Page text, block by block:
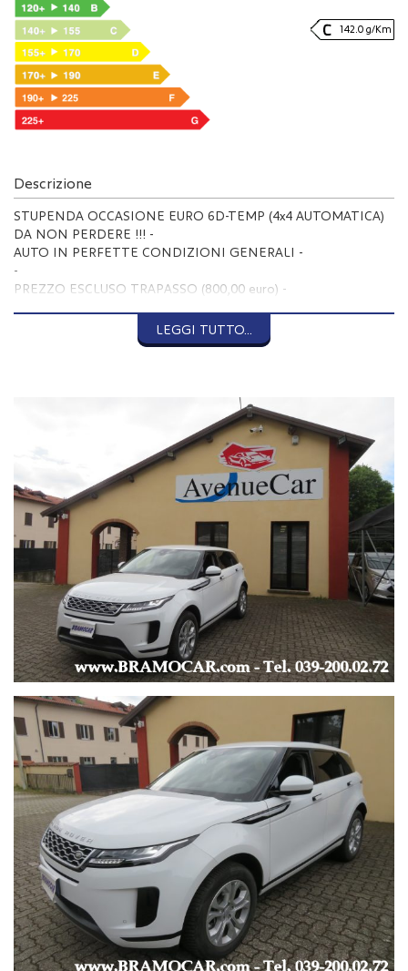
142.0 g/Km
Descrizione
STUPENDA OCCASIONE EURO 6D-TEMP (4x4 AUTOMATICA)
DA NON PERDERE !!! -
AUTO IN PERFETTE CONDIZIONI GENERALI -
-
PREZZO ESCLUSO TRAPASSO (800,00 euro) -
CHIUSURA CENTRALIZZATA -
CONTROLLO AUTOMATICO TRAZIONE/ESP -
LUCI DIURNE / DIURNE A LED -
FARI LED -
IMMOBILIZZATORE ELETTRONICO -
ISOFIX -
SISTEMA DI CONTROLLO PRESSIONE PNEUMATICI -
ASSIST ALLA FRENATA DI EMERGENZA -
CONTROLLO ELETTRONICO DELLA CORSIA -
MODALITA' DI GUIDA: ECO / COMFORT / ERBA-GHIAIA-
NEVE / FANGO-SOLCHI / SABBIA / AUTO -
-
--- COMFORT ---
-
BRACCIOLO -
CAMBIO AUTOMATICO/SEQUENZIALE -
CLIMATIZZATORE / CONTROLLO AUTOMATICO DEL CLIMA -
CRUISE CONTROL -
LIMITATORE DI VELOCITA’ -
HILL HOLDER -
INTERNI IN STOFFA -
SENSORI LUCE e PIOGGIA -
SENSORI PARCHEGGIO ANTERIORI e POSTERIORI -
TELECAMERA -
SERVOSTERZO -
SPECCHIETTI REGOLABILI ELETTRICAMENTE -
START & STOP -
VETRI POSTERIORI OSCURATI -
VOLANTE IN PELLE -
LEGGI TUTTO...